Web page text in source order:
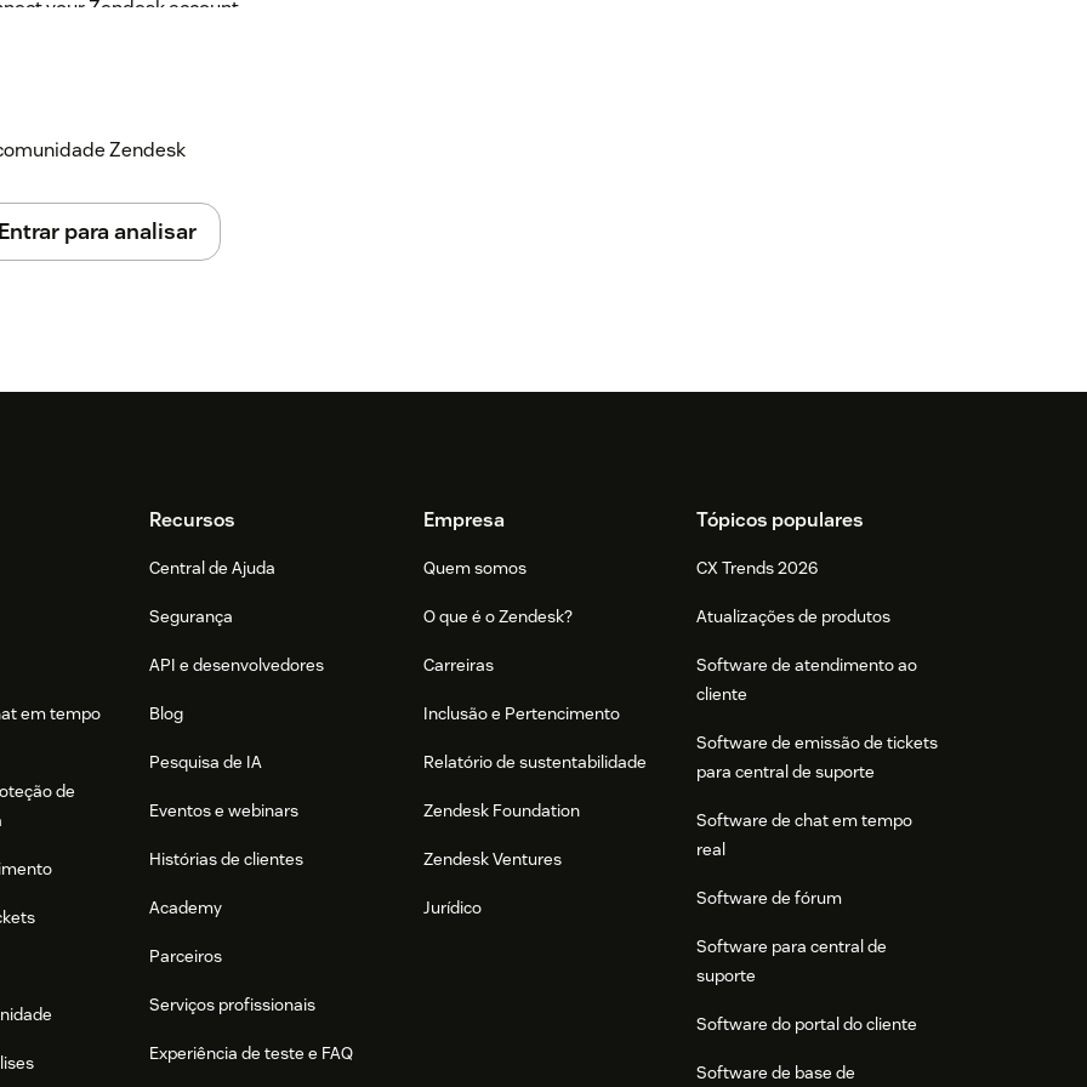
your Zendesk account.
customer support with BlockSurvey.
Zendesk
Entrar para analisar
em tempo
de
Recursos
Central de Ajuda
Segurança
API e desenvolvedores
Blog
Pesquisa de IA
Eventos e webinars
Histórias de clientes
Academy
Parceiros
Serviços profissionais
Experiência de teste e FAQ
Empresa
Quem somos
O que é o Zendesk?
Carreiras
Inclusão e Pertencimento
Relatório de sustentabilidade
Zendesk Foundation
Zendesk Ventures
Jurídico
Tópicos populares
CX Trends 2026
Atualizações de produtos
Software de atendimento ao
cliente
Software de emissão de tickets
para central de suporte
Software de chat em tempo
real
Software de fórum
Software para central de
suporte
Software do portal do cliente
Software de base de